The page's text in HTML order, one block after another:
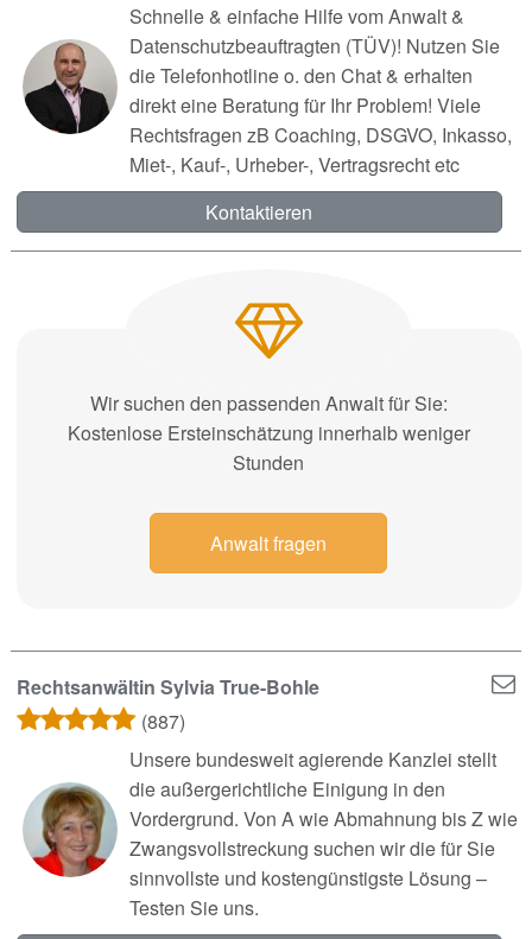
Schnelle & einfache Hilfe vom Anwalt &
Datenschutzbeauftragten (TÜV)! Nutzen Sie
die Telefonhotline o. den Chat & erhalten
direkt eine Beratung für Ihr Problem! Viele
Rechtsfragen zB Coaching, DSGVO, Inkasso,
Miet-, Kauf-, Urheber-, Vertragsrecht etc
Kontaktieren
Wir suchen den passenden Anwalt für Sie:
Kostenlose Ersteinschätzung innerhalb weniger
Stunden
Anwalt fragen
Rechtsanwältin Sylvia True-Bohle
(887)
Unsere bundesweit agierende Kanzlei stellt
die außergerichtliche Einigung in den
Vordergrund. Von A wie Abmahnung bis Z wie
Zwangsvollstreckung suchen wir die für Sie
sinnvollste und kostengünstigste Lösung –
Testen Sie uns.